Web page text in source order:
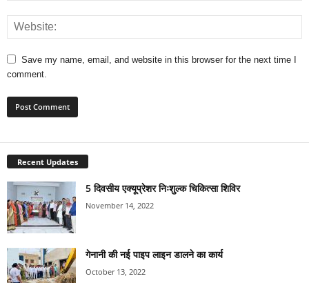
Save my name, email, and website in this browser for the next time I
comment.
Recent Updates
5 दिवसीय एक्यूप्रेशर निःशुल्क चिकित्सा शिविर
November 14, 2022
गेनानी की नई पाइप लाइन डालने का कार्य
October 13, 2022